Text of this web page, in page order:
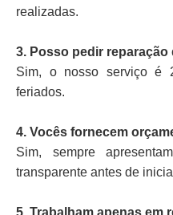
realizadas.
3. Posso pedir reparação
Sim, o nosso serviço é
feriados.
4. Vocês fornecem
Sim, sempre
transparente antes de